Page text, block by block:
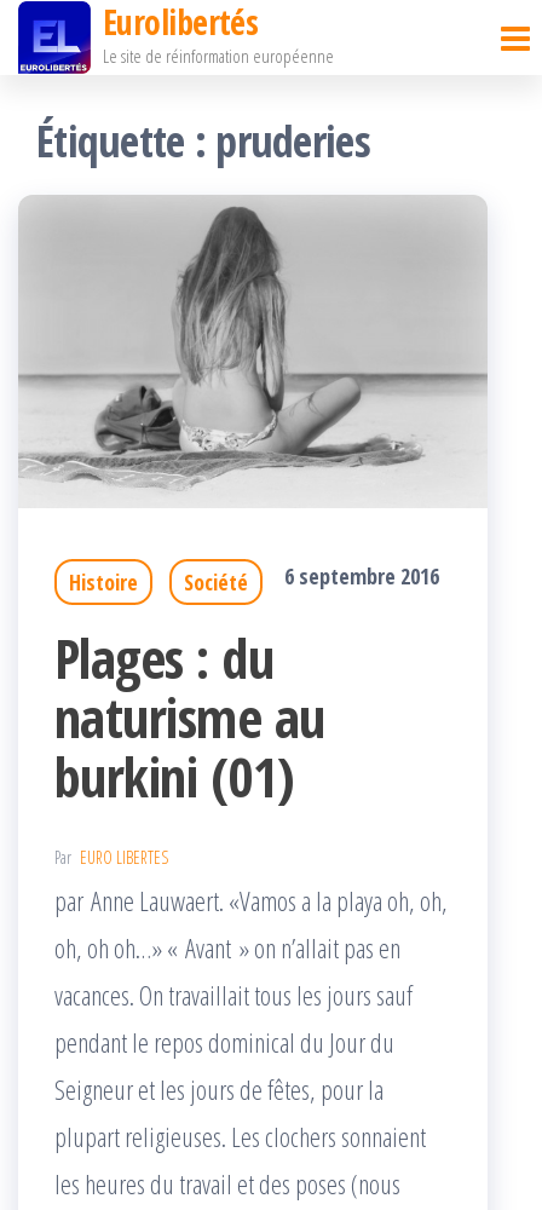
Passer
contenu
Eurolibertés
Le site de réinformation européenne
Étiquette : pruderies
Histoire Société 6 septembre 2016
Plages : du
naturisme au
burkini (01)
Par EURO LIBERTES
par Anne Lauwaert. «Vamos a la playa oh, oh,
oh, oh oh…» « Avant » on n’allait pas en
vacances. On travaillait tous les jours sauf
pendant le repos dominical du Jour du
Seigneur et les jours de fêtes, pour la
plupart religieuses. Les clochers sonnaient
les heures du travail et des poses (nous